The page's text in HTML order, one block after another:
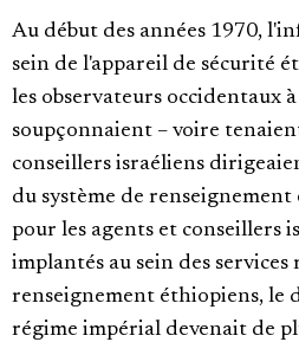
Au début des années 1970,
sein de l'appareil de sécurité
les observateurs occidentaux
soupçonnaient – voire
conseillers israéliens
du système de
pour les agents et conseillers
implantés au sein des
renseignement éthiopiens, le
régime impérial devenait de